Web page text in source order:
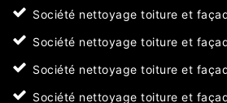
Société nettoyage toiture et
Société nettoyage toiture et
Société nettoyage toiture et
Société nettoyage toiture et